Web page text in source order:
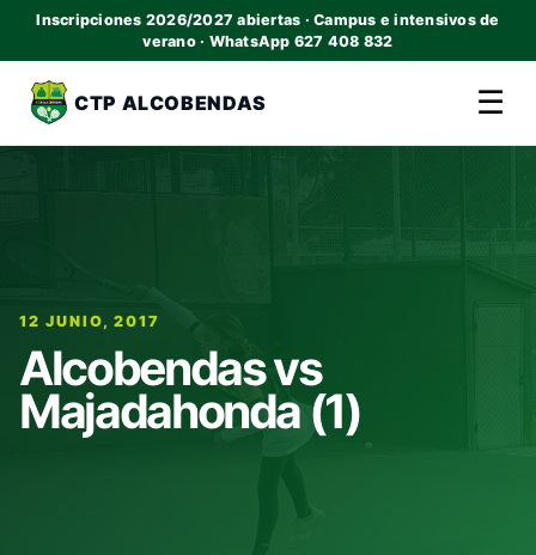
Inscripciones 2026/2027 abiertas · Campus e intensivos de
verano · WhatsApp 627 408 832
CTP ALCOBENDAS ☰
12 JUNIO, 2017
Alcobendas vs
Majadahonda (1)